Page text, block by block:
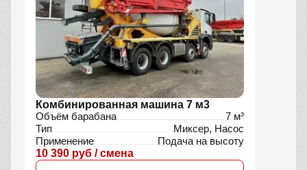
Комбинированная машина 7 м3
Объём барабана
7 м³
Тип
Миксер, Насос
Применение
Подача на высоту
10 390 руб / смена